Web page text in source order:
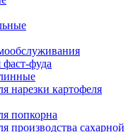
фуда
нарезки картофеля
попкорна
производства сахарной